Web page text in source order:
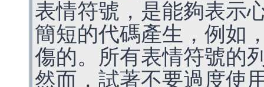
表情符號，是能夠表示
簡短的代碼產生，例如
傷的。所有表情符號的
然而，試著不要過度使